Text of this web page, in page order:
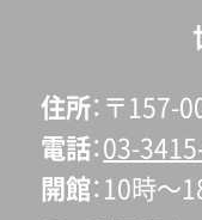
住所 〒157-
電話 03-
開館 10時〜